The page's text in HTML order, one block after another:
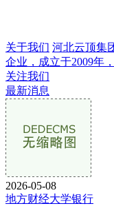
关于我们 河北云顶集
企业，成立于2009年
关注我们
最新消息
2026-05-08
地方财经大学银行